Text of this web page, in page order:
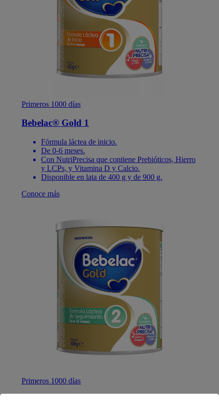
Primeros 1000 días
Bebelac® Gold 1
Fórmula láctea de inicio.
De 0-6 meses.
Con NutriPrecisa que contiene Prebióticos, Hierro
y LCPs, y Vitamina D y Calcio.
Disponible en lata de 400 g y de 900 g.
Conoce más
Primeros 1000 días